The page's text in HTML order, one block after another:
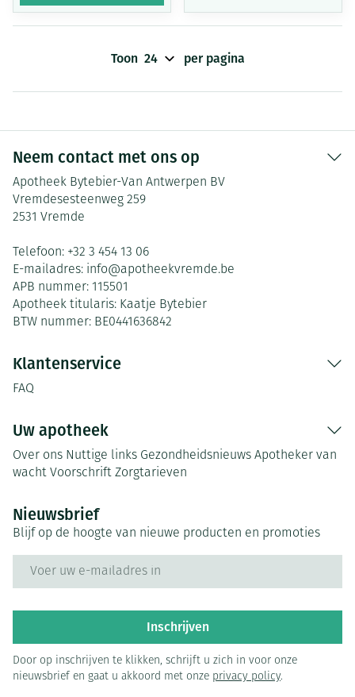
Toon per pagina
Neem contact met ons op
Apotheek Bytebier-Van Antwerpen BV
Vremdesesteenweg 259
2531 Vremde
Telefoon: +32 3 454 13 06
E-mailadres: info@apotheekvremde.be
APB nummer: 115501
Apotheek titularis: Kaatje Bytebier
BTW nummer: BE0441636842
Klantenservice
FAQ
Uw apotheek
Over ons Nuttige links Gezondheidsnieuws Apotheker van
wacht Voorschrift Zorgtarieven
Nieuwsbrief
Blijf op de hoogte van nieuwe producten en promoties
Inschrijven
Door op inschrijven te klikken, schrijft u zich in voor onze
nieuwsbrief en gaat u akkoord met onze privacy policy.